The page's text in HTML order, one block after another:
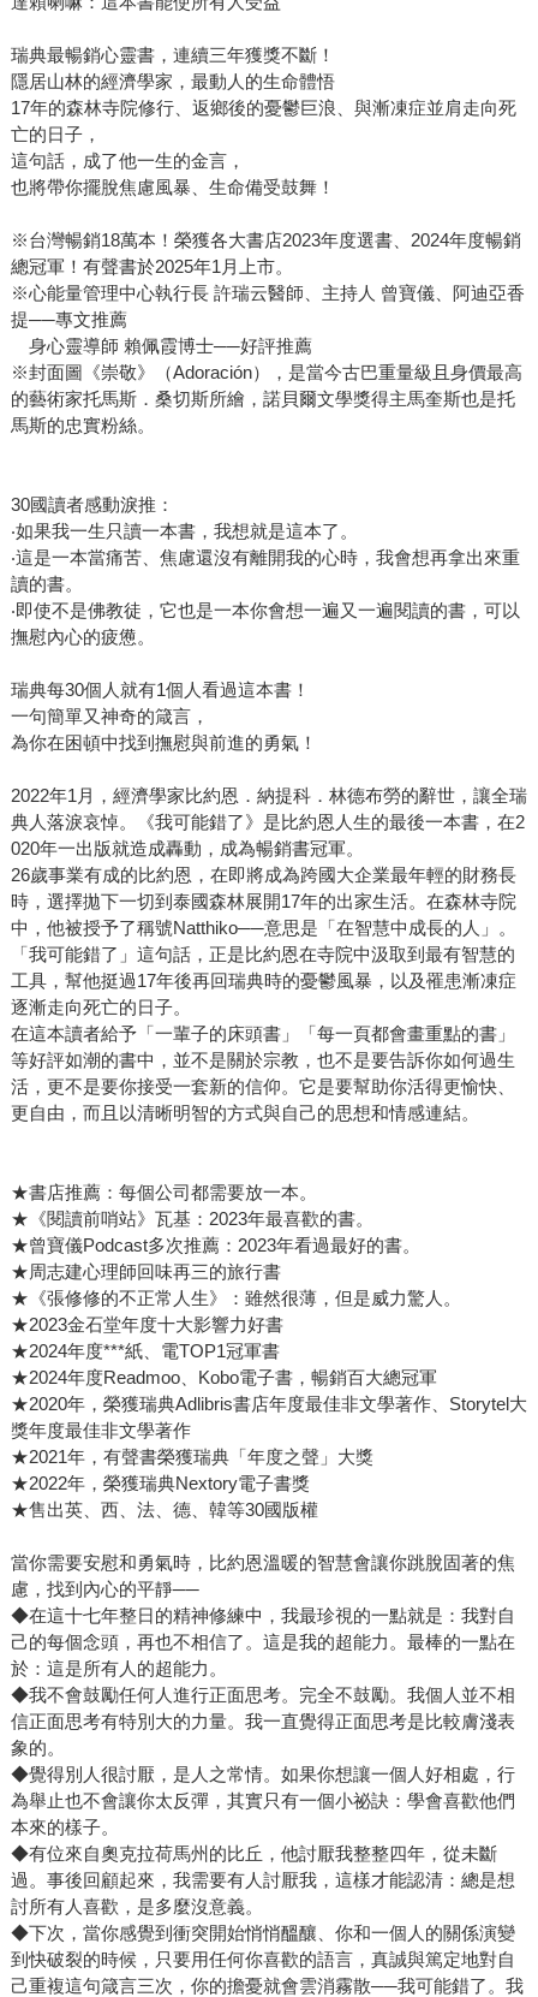
瑞典最暢銷心靈書，連續三年獲獎不斷！
隱居山林的經濟學家，最動人的生命體悟
17年的森林寺院修行、返鄉後的憂鬱巨浪、與漸凍症並肩走向死
亡的日子，
這句話，成了他一生的金言，
也將帶你擺脫焦慮風暴、生命備受鼓舞！
※台灣暢銷18萬本！榮獲各大書店2023年度選書、2024年度暢銷
總冠軍！有聲書於2025年1月上市。
※心能量管理中心執行長 許瑞云醫師、主持人 曾寶儀、阿迪亞香
提──專文推薦
身心靈導師 賴佩霞博士──好評推薦
※封面圖《崇敬》（Adoración），是當今古巴重量級且身價最高
的藝術家托馬斯．桑切斯所繪，諾貝爾文學獎得主馬奎斯也是托
馬斯的忠實粉絲。
30國讀者感動淚推：
‧如果我一生只讀一本書，我想就是這本了。
‧這是一本當痛苦、焦慮還沒有離開我的心時，我會想再拿出來重
讀的書。
‧即使不是佛教徒，它也是一本你會想一遍又一遍閱讀的書，可以
撫慰內心的疲憊。
瑞典每30個人就有1個人看過這本書！
一句簡單又神奇的箴言，
為你在困頓中找到撫慰與前進的勇氣！
2022年1月，經濟學家比約恩．納提科．林德布勞的辭世，讓全瑞
典人落淚哀悼。《我可能錯了》是比約恩人生的最後一本書，在2
020年一出版就造成轟動，成為暢銷書冠軍。
26歲事業有成的比約恩，在即將成為跨國大企業最年輕的財務長
時，選擇拋下一切到泰國森林展開17年的出家生活。在森林寺院
中，他被授予了稱號Natthiko──意思是「在智慧中成長的人」。
「我可能錯了」這句話，正是比約恩在寺院中汲取到最有智慧的
工具，幫他挺過17年後再回瑞典時的憂鬱風暴，以及罹患漸凍症
逐漸走向死亡的日子。
在這本讀者給予「一輩子的床頭書」「每一頁都會畫重點的書」
等好評如潮的書中，並不是關於宗教，也不是要告訴你如何過生
活，更不是要你接受一套新的信仰。它是要幫助你活得更愉快、
更自由，而且以清晰明智的方式與自己的思想和情感連結。
★書店推薦：每個公司都需要放一本。
★《閱讀前哨站》瓦基：2023年最喜歡的書。
★曾寶儀Podcast多次推薦：2023年看過最好的書。
★周志建心理師回味再三的旅行書
★《張修修的不正常人生》：雖然很薄，但是威力驚人。
★2023金石堂年度十大影響力好書
★2024年度***紙、電TOP1冠軍書
★2024年度Readmoo、Kobo電子書，暢銷百大總冠軍
★2020年，榮獲瑞典Adlibris書店年度最佳非文學著作、Storytel大
獎年度最佳非文學著作
★2021年，有聲書榮獲瑞典「年度之聲」大獎
★2022年，榮獲瑞典Nextory電子書獎
★售出英、西、法、德、韓等30國版權
當你需要安慰和勇氣時，比約恩溫暖的智慧會讓你跳脫固著的焦
慮，找到內心的平靜──
◆在這十七年整日的精神修練中，我最珍視的一點就是：我對自
己的每個念頭，再也不相信了。這是我的超能力。最棒的一點在
於：這是所有人的超能力。
◆我不會鼓勵任何人進行正面思考。完全不鼓勵。我個人並不相
信正面思考有特別大的力量。我一直覺得正面思考是比較膚淺表
象的。
◆覺得別人很討厭，是人之常情。如果你想讓一個人好相處，行
為舉止也不會讓你太反彈，其實只有一個小祕訣：學會喜歡他們
本來的樣子。
◆有位來自奧克拉荷馬州的比丘，他討厭我整整四年，從未斷
過。事後回顧起來，我需要有人討厭我，這樣才能認清：總是想
討所有人喜歡，是多麼沒意義。
◆下次，當你感覺到衝突開始悄悄醞釀、你和一個人的關係演變
到快破裂的時候，只要用任何你喜歡的語言，真誠與篤定地對自
己重複這句箴言三次，你的擔憂就會雲消霧散──我可能錯了。我